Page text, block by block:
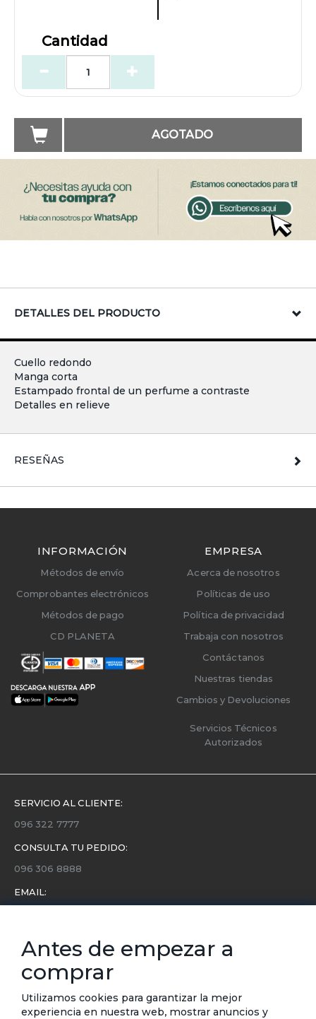
Cantidad
AGOTADO
DETALLES DEL PRODUCTO
Cuello redondo
Manga corta
Estampado frontal de un perfume a contraste
Detalles en relieve
RESEÑAS
INFORMACIÓN
Métodos de envío
Comprobantes electrónicos
Métodos de pago
CD PLANETA
EMPRESA
Acerca de nosotros
Políticas de uso
Política de privacidad
Trabaja con nosotros
Contáctanos
Nuestras tiendas
Cambios y Devoluciones
Servicios Técnicos
Autorizados
SERVICIO AL CLIENTE:
096 322 7777
CONSULTA TU PEDIDO:
096 306 8888
EMAIL:
Conoce toda la información sobre últimas colecciones,
eventos y ofertas.
Subscríbete a nuestro newsletter
Antes de empezar a
comprar
Utilizamos cookies para garantizar la mejor
experiencia en nuestra web, mostrar anuncios y